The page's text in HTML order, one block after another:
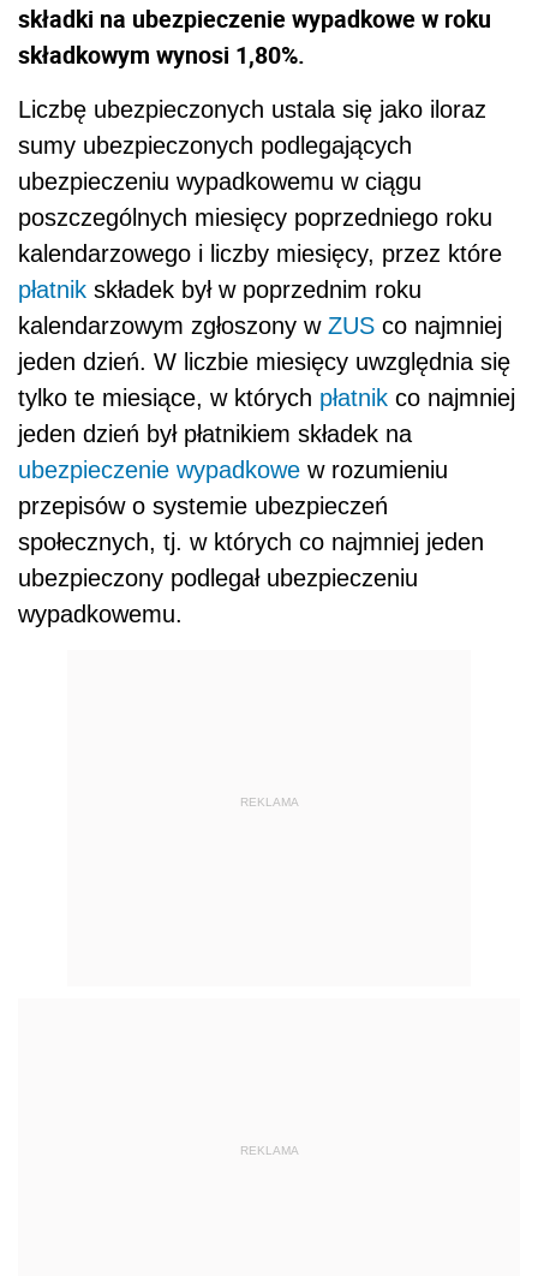
składki na ubezpieczenie wypadkowe w roku
składkowym wynosi 1,80%.
Liczbę ubezpieczonych ustala się jako iloraz
sumy ubezpieczonych podlegających
ubezpieczeniu wypadkowemu w ciągu
poszczególnych miesięcy poprzedniego roku
kalendarzowego i liczby miesięcy, przez które
płatnik składek był w poprzednim roku
kalendarzowym zgłoszony w ZUS co najmniej
jeden dzień. W liczbie miesięcy uwzględnia się
tylko te miesiące, w których płatnik co najmniej
jeden dzień był płatnikiem składek na
ubezpieczenie wypadkowe w rozumieniu
przepisów o systemie ubezpieczeń
społecznych, tj. w których co najmniej jeden
ubezpieczony podlegał ubezpieczeniu
wypadkowemu.
REKLAMA
REKLAMA